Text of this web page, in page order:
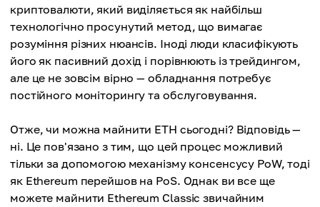
криптовалюти, який виділяється як найбільш
технологічно просунутий метод, що вимагає
розуміння різних нюансів. Іноді люди класифікують
його як пасивний дохід і порівнюють із трейдингом,
але це не зовсім вірно — обладнання потребує
постійного моніторингу та обслуговування.
Отже, чи можна майнити ETH сьогодні? Відповідь —
ні. Це пов'язано з тим, що цей процес можливий
тільки за допомогою механізму консенсусу PoW, тоді
як Ethereum перейшов на PoS. Однак ви все ще
можете майнити Ethereum Classic звичайним